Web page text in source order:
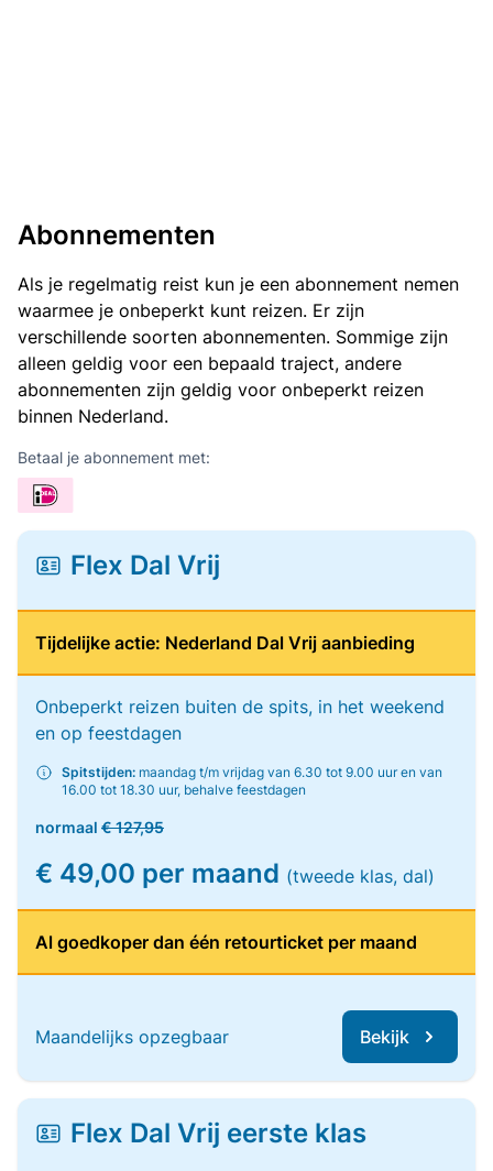
Abonnementen
Als je regelmatig reist kun je een abonnement nemen
waarmee je onbeperkt kunt reizen. Er zijn
verschillende soorten abonnementen. Sommige zijn
alleen geldig voor een bepaald traject, andere
abonnementen zijn geldig voor onbeperkt reizen
binnen Nederland.
Betaal je abonnement met:
Flex Dal Vrij
Tijdelijke actie: Nederland Dal Vrij aanbieding
Onbeperkt reizen buiten de spits, in het weekend
en op feestdagen
Spitstijden: maandag t/m vrijdag van 6.30 tot 9.00 uur en van
16.00 tot 18.30 uur, behalve feestdagen
normaal € 127,95
€ 49,00 per maand (tweede klas, dal)
Al goedkoper dan één retourticket per maand
Maandelijks opzegbaar Bekijk
Flex Dal Vrij eerste klas